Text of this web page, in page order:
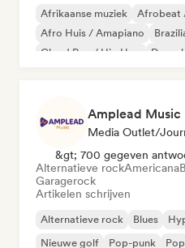
Afrikaanse muziek
Afrobeat
Afro Huis / Amapiano
Cloud Rap / Hip Hop
Amplead Music
Media Outlet/
&gt; 700 gegeven
Alternatieve rockAmericana
Garagerock
Artikelen schrijven
Alternatieve rock Blues
Nieuwe golf
Pop-punk